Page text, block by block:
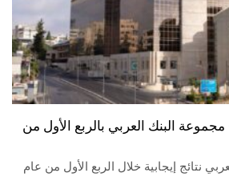
مجموعة البنك العربي بالربع الأول من
نتائج إيجابية خلال الربع الأول من عام